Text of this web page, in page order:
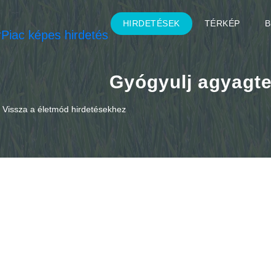
HIRDETÉSEK TÉRKÉP
Gyógyulj
Vissza a életmód hirdetésekhez